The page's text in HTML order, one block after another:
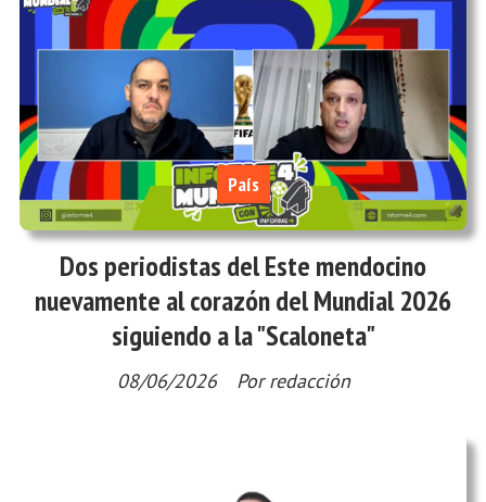
Dos periodistas del Este mendocino
nuevamente al corazón del Mundial 2026
siguiendo a la "Scaloneta"
Por redacción
País
08/06/2026